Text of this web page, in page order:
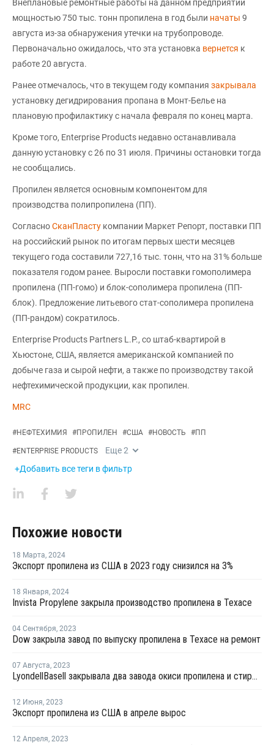
Внеплановые ремонтные работы на данном предприятии
мощностью 750 тыс. тонн пропилена в год были начаты 9
августа из-за обнаружения утечки на трубопроводе.
Первоначально ожидалось, что эта установка вернется к
работе 20 августа.
Ранее отмечалось, что в текущем году компания закрывала
установку дегидрирования пропана в Монт-Белье на
плановую профилактику с начала февраля по конец марта.
Кроме того, Enterprise Products недавно останавливала
данную установку с 26 по 31 июля. Причины остановки тогда
не сообщались.
Пропилен является основным компонентом для
производства полипропилена (ПП).
СогласноСканПласту компании Маркет Репорт, поставки ПП
на российский рынок по итогам первых шести месяцев
текущего года составили 727,16 тыс. тонн, что на 31% больше
показателя годом ранее. Выросли поставки гомополимера
пропилена (ПП-гомо) и блок-сополимера пропилена (ПП-
блок). Предложение литьевого стат-сополимера пропилена
(ПП-рандом) сократилось.
Enterprise Products Partners L.P., со штаб-квартирой в
Хьюстоне, США, является американской компанией по
добыче газа и сырой нефти, а также по производству такой
нефтехимической продукции, как пропилен.
MRC
#НЕФТЕХИМИЯ #ПРОПИЛЕН #США #НОВОСТЬ #ПП
#ENTERPRISE PRODUCTS Еще2
+Добавить все теги в фильтр
Похожие новости
18 Марта, 2024
Экспорт пропилена из США в 2023 году снизился на 3%
18 Января, 2024
Invista Propylene закрыла производство пропилена в Техасе
04 Сентября, 2023
Dow закрыла завод по выпуску пропилена в Техасе на ремонт
07 Августа, 2023
LyondellBasell закрывала два завода окиси пропилена и стирола в США и Европе на ремонт в июле-августе
12 Июня, 2023
Экспорт пропилена из США в апреле вырос
12 Апреля, 2023